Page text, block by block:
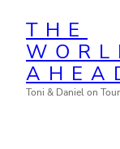
Inhalt
springen
THE
Toni & Daniel on Tour